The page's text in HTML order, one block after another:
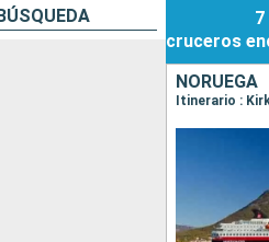
7
cruceros
NORUEGA